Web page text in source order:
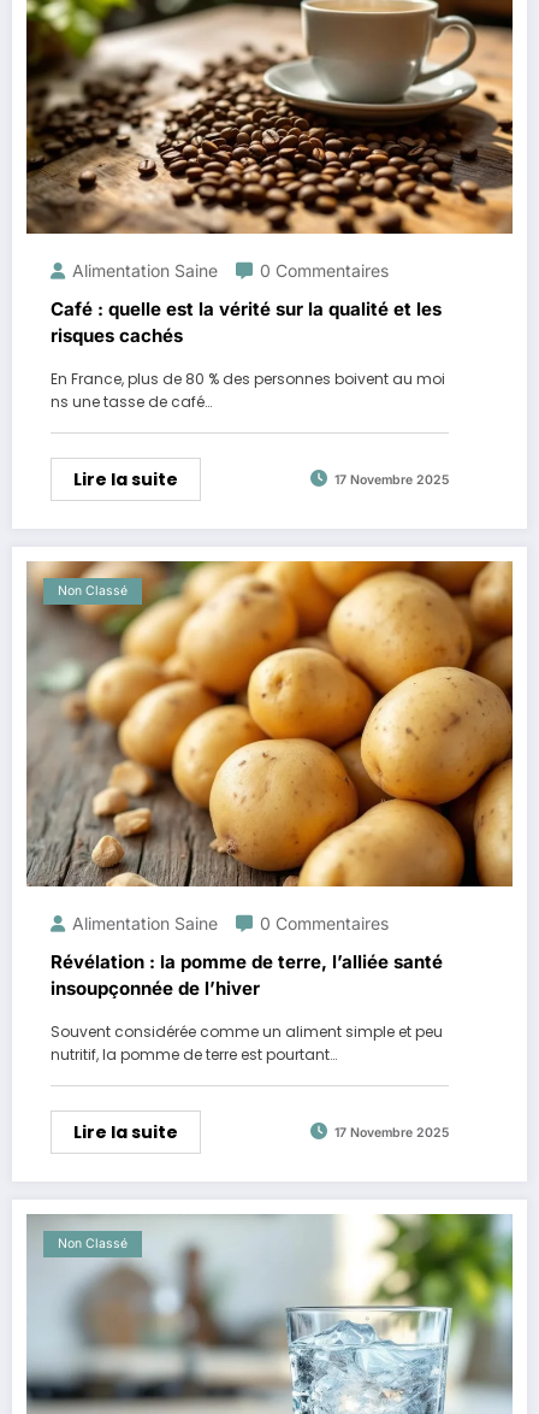
Alimentation Saine 0 Commentaires
Café : quelle est la vérité sur la qualité et les
risques cachés
En France, plus de 80 % des personnes boivent au moi
ns une tasse de café…
Lire la suite 17 Novembre 2025
Non Classé
Alimentation Saine 0 Commentaires
Révélation : la pomme de terre, l’alliée santé
insoupçonnée de l’hiver
Souvent considérée comme un aliment simple et peu
nutritif, la pomme de terre est pourtant…
Lire la suite 17 Novembre 2025
Non Classé